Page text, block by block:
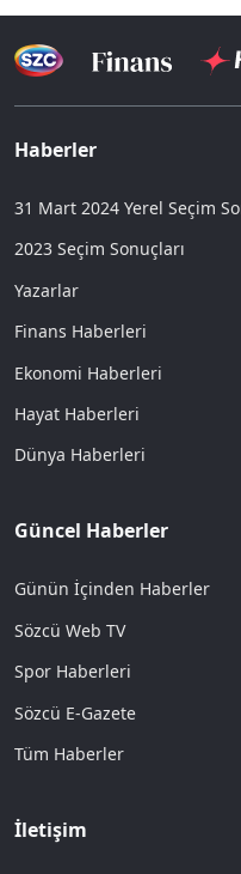
Haberler
31 Mart 2024 Yerel Seçim
2023 Seçim Sonuçları
Yazarlar
Finans Haberleri
Ekonomi Haberleri
Hayat Haberleri
Dünya Haberleri
Güncel Haberler
Günün İçinden Haberler
Sözcü Web TV
Spor Haberleri
Sözcü E-Gazete
Tüm Haberler
İletişim